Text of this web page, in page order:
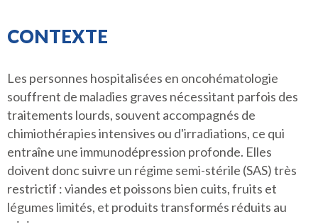
CONTEXTE
Les personnes hospitalisées en oncohématologie
souffrent de maladies graves nécessitant parfois des
traitements lourds, souvent accompagnés de
chimiothérapies intensives ou d'irradiations, ce qui
entraîne une immunodépression profonde. Elles
doivent donc suivre un régime semi-stérile (SAS) très
restrictif : viandes et poissons bien cuits, fruits et
légumes limités, et produits transformés réduits au